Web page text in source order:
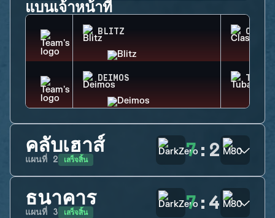
แบนเจ้าหน้าที่
BLITZ CLASH
DEIMOS
คลับเฮาส์
แผนที่ 2 เสร็จสิ้น 7: 2
ธนาคาร
แผนที่ 3 เสร็จสิ้น 7: 4